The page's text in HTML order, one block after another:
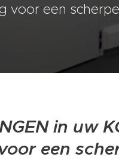
voor een
in uw
een